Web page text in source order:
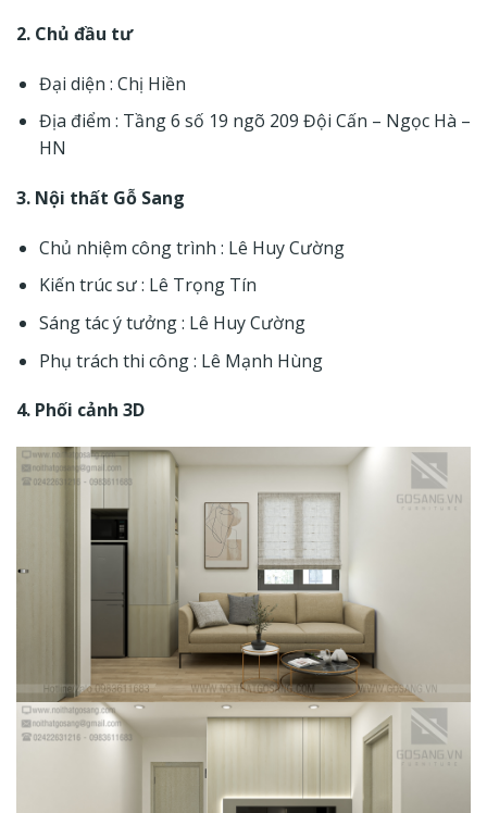
2. Chủ đầu tư
Đại diện : Chị Hiền
Địa điểm : Tầng 6 số 19 ngõ 209 Đội Cấn – Ngọc Hà –
HN
3. Nội thất Gỗ Sang
Chủ nhiệm công trình : Lê Huy Cường
Kiến trúc sư : Lê Trọng Tín
Sáng tác ý tưởng : Lê Huy Cường
Phụ trách thi công : Lê Mạnh Hùng
4. Phối cảnh 3D